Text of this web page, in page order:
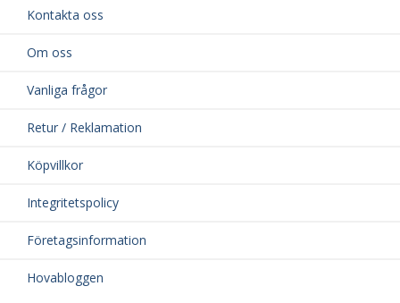
Kontakta oss
Om oss
Vanliga frågor
Retur / Reklamation
Köpvillkor
Integritetspolicy
Företagsinformation
Hovabloggen